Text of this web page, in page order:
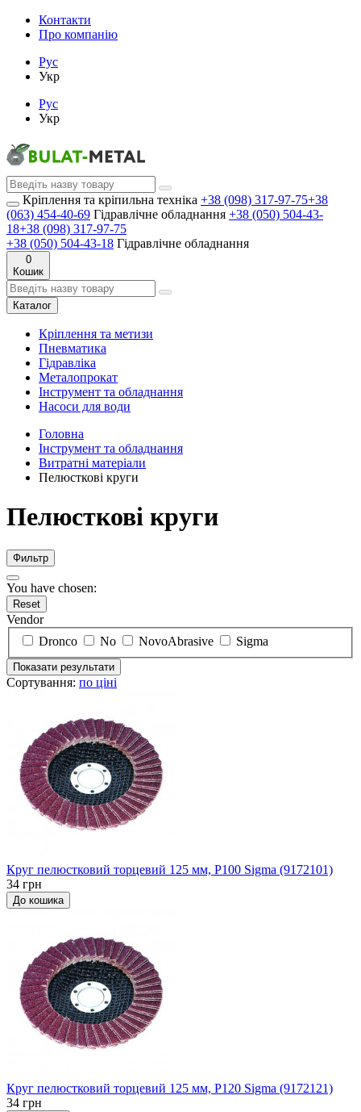
Контакти
Про компанію
Рус
Укр
Рус
Укр
Кріплення та кріпильна техніка +38 (098) 317-97-75+38
(063) 454-40-69 Гідравлічне обладнання +38 (050) 504-43-
18+38 (098) 317-97-75
+38 (050) 504-43-18 Гідравлічне обладнання
0
Кошик
Каталог
Кріплення та метизи
Пневматика
Гідравліка
Металопрокат
Інструмент та обладнання
Насоси для води
Головна
Інструмент та обладнання
Витратні матеріали
Пелюсткові круги
Пелюсткові круги
Фильтр
You have chosen:
Reset
Vendor
Dronco
No NovoAbrasive Sigma
Показати результати
Сортування: по ціні
Круг пелюстковий торцевий 125 мм, P100 Sigma (9172101)
34 грн
До кошика
Круг пелюстковий торцевий 125 мм, P120 Sigma (9172121)
34 грн